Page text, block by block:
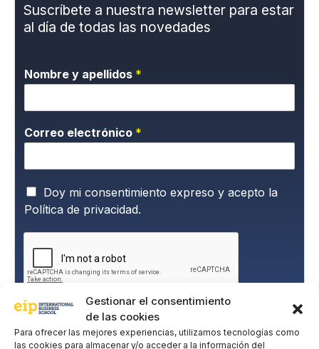
Gestionar el consentimiento
de las cookies
Para ofrecer las mejores experiencias, utilizamos tecnologías como
las cookies para almacenar y/o acceder a la información del
Suscríbete a nuestra newsletter para estar
al día de todas las novedades
Nombre y apellidos *
Correo electrónico *
P
o
l
í
c
d
e
P
Doy mi consentimiento expreso y acepto la
Política de privacidad.
SUSCRIBIRME